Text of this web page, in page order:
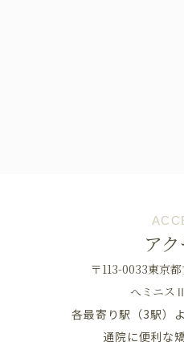
ア
〒113-0033東京
へミニス
各最寄り駅（3駅）
通院に便利な